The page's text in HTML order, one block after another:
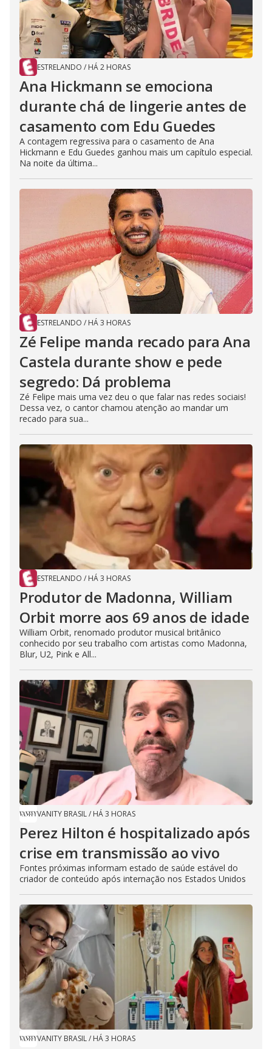
ESTRELANDO / HÁ 2 HORAS
Ana Hickmann se emociona
durante chá de lingerie antes de
casamento com Edu Guedes
A contagem regressiva para o casamento de Ana
Hickmann e Edu Guedes ganhou mais um capítulo especial.
Na noite da última...
ESTRELANDO / HÁ 3 HORAS
Zé Felipe manda recado para Ana
Castela durante show e pede
segredo: Dá problema
Zé Felipe mais uma vez deu o que falar nas redes sociais!
Dessa vez, o cantor chamou atenção ao mandar um
recado para sua...
ESTRELANDO / HÁ 3 HORAS
Produtor de Madonna, William
Orbit morre aos 69 anos de idade
William Orbit, renomado produtor musical britânico
conhecido por seu trabalho com artistas como Madonna,
Blur, U2, Pink e All...
VANITY BRASIL/ HÁ 3 HORAS
Perez Hilton é hospitalizado após
crise em transmissão ao vivo
Fontes próximas informam estado de saúde estável do
criador de conteúdo após internação nos Estados Unidos
VANITY BRASIL/ HÁ 3 HORAS